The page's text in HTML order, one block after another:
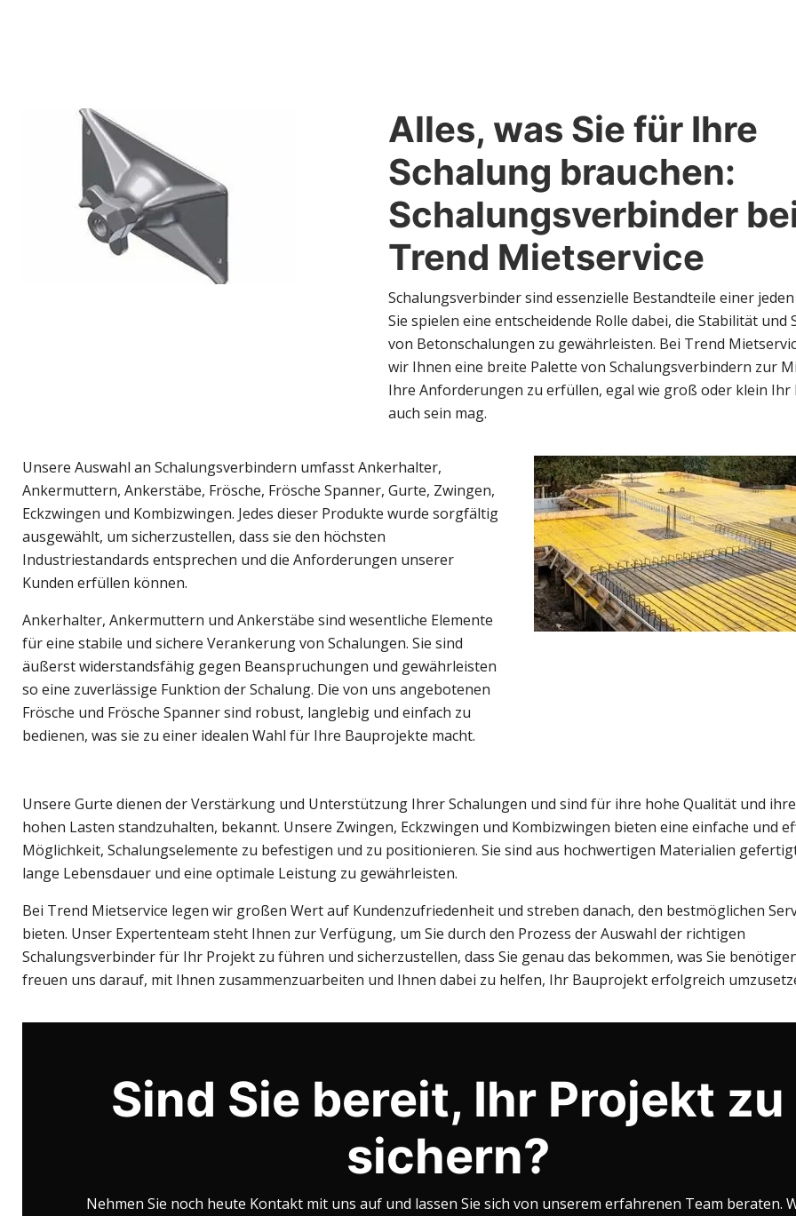
Alles, was Sie für Ihre
Schalung brauchen:
Schalungsverbinder
Trend Mietservice
Schalungsverbinder sind essenzielle Bestandteile einer
Sie spielen eine entscheidende Rolle dabei, die Stabilität und
von Betonschalungen zu gewährleisten. Bei Trend
wir Ihnen eine breite Palette von Schalungsverbindern zur
Ihre Anforderungen zu erfüllen, egal wie groß oder klein
auch sein mag.
Unsere Auswahl an Schalungsverbindern umfasst Ankerhalter,
Ankermuttern, Ankerstäbe, Frösche, Frösche Spanner, Gurte, Zwingen,
Eckzwingen und Kombizwingen. Jedes dieser Produkte wurde sorgfältig
ausgewählt, um sicherzustellen, dass sie den höchsten
Industriestandards entsprechen und die Anforderungen unserer
Kunden erfüllen können.
Ankerhalter, Ankermuttern und Ankerstäbe sind wesentliche Elemente
für eine stabile und sichere Verankerung von Schalungen. Sie sind
äußerst widerstandsfähig gegen Beanspruchungen und gewährleisten
so eine zuverlässige Funktion der Schalung. Die von uns angebotenen
Frösche und Frösche Spanner sind robust, langlebig und einfach zu
bedienen, was sie zu einer idealen Wahl für Ihre Bauprojekte macht.
Unsere Gurte dienen der Verstärkung und Unterstützung Ihrer Schalungen und sind für ihre hohe Qualität und
hohen Lasten standzuhalten, bekannt. Unsere Zwingen, Eckzwingen und Kombizwingen bieten eine einfache und
Möglichkeit, Schalungselemente zu befestigen und zu positionieren. Sie sind aus hochwertigen Materialien
lange Lebensdauer und eine optimale Leistung zu gewährleisten.
Bei Trend Mietservice legen wir großen Wert auf Kundenzufriedenheit und streben danach, den bestmöglichen
bieten. Unser Expertenteam steht Ihnen zur Verfügung, um Sie durch den Prozess der Auswahl der richtigen
Schalungsverbinder für Ihr Projekt zu führen und sicherzustellen, dass Sie genau das bekommen, was Sie
freuen uns darauf, mit Ihnen zusammenzuarbeiten und Ihnen dabei zu helfen, Ihr Bauprojekt erfolgreich
Sind Sie bereit, Ihr Projekt zu
sichern?
Nehmen Sie noch heute Kontakt mit uns auf und lassen Sie sich von unserem erfahrenen Team beraten.